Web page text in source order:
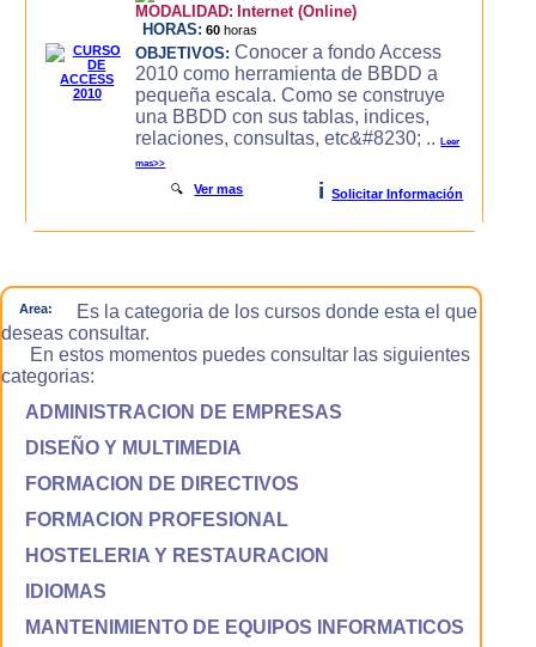
MODALIDAD: Internet (Online)
HORAS: 60 horas
OBJETIVOS: Conocer a fondo Access
2010 como herramienta de BBDD a
pequeña escala. Como se construye
una BBDD con sus tablas, indices,
relaciones, consultas, etc&#8230; ..Leer
mas>>
🔍Ver mas i Solicitar Información
Area:
Es la categoria de los cursos donde esta el que
deseas consultar.
En estos momentos puedes consultar las siguientes
categorias:
ADMINISTRACION DE EMPRESAS
DISEÑO Y MULTIMEDIA
FORMACION DE DIRECTIVOS
FORMACION PROFESIONAL
HOSTELERIA Y RESTAURACION
IDIOMAS
MANTENIMIENTO DE EQUIPOS INFORMATICOS